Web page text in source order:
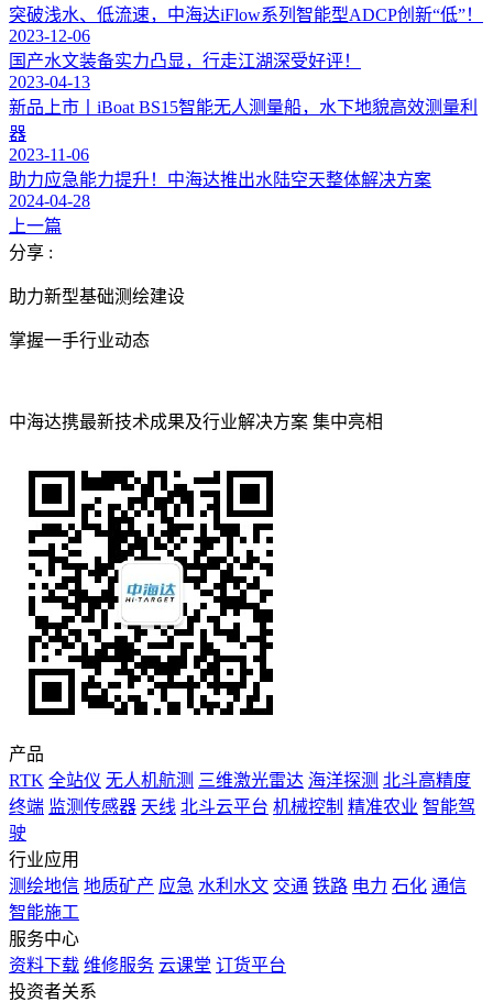
突破浅水、低流速，中海达iFlow系列智能型ADCP创新“低”！
2023-12-06
国产水文装备实力凸显，行走江湖深受好评！
2023-04-13
新品上市丨iBoat BS15智能无人测量船，水下地貌高效测量利
器
2023-11-06
助力应急能力提升！中海达推出水陆空天整体解决方案
2024-04-28
上一篇
分享 :
助力新型基础测绘建设
掌握一手行业动态
中海达携最新技术成果及行业解决方案 集中亮相
产品
RTK 全站仪 无人机航测 三维激光雷达 海洋探测 北斗高精度
终端 监测传感器 天线 北斗云平台 机械控制 精准农业 智能驾
驶
行业应用
测绘地信 地质矿产 应急 水利水文 交通 铁路 电力 石化 通信
智能施工
服务中心
资料下载 维修服务 云课堂 订货平台
投资者关系